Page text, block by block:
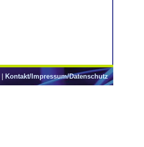
Kontakt/Impressum/Datenschutz